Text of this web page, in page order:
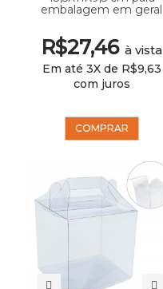
embalagem em geral
R$27,46 à vista
Em até 3X de R$9,63
com juros
COMPRAR